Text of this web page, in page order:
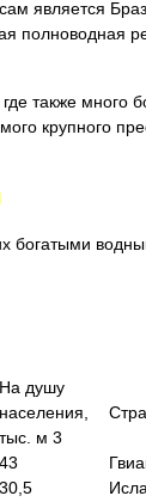
является
полноводная
также много
крупного
богатыми
На душу
населения,
тыс. м 3
43
30,5